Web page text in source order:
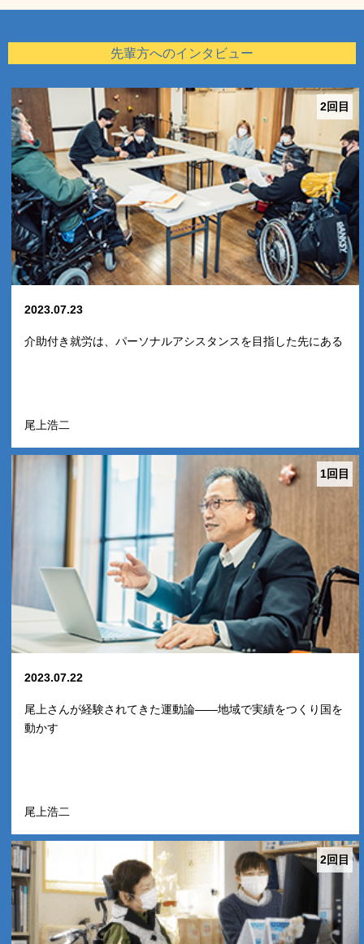
先輩方へのインタビュー
2回目
2023.07.23
介助付き就労は、パーソナルアシスタンスを目指した先にある
尾上浩二
1回目
2023.07.22
尾上さんが経験されてきた運動論――地域で実績をつくり国を
動かす
尾上浩二
2回目